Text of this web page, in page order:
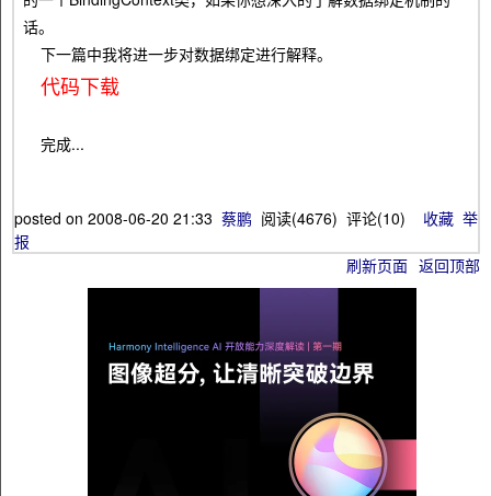
话。
下一篇中我将进一步对数据绑定进行解释。
代码下载
完成...
posted on 2008-06-20 21:33 蔡鹏 阅读(4676) 评论(10) 收藏 举
报
刷新页面 返回顶部